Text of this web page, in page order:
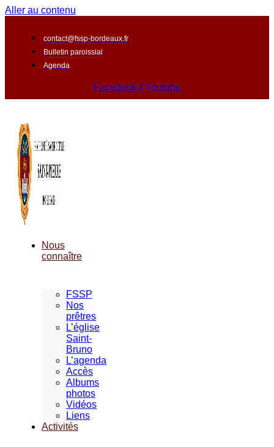
Aller au contenu
contact@fssp-bordeaux.fr
Bulletin paroissial
Agenda
Facebook-f Youtube
Nous
connaître
FSSP
Nos
prêtres
L’église
Saint-
Bruno
L’agenda
Accès
Albums
photos
Vidéos
Liens
Activités